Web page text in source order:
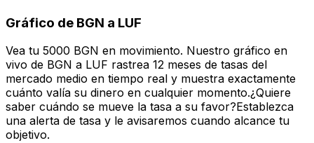
Gráfico de BGN a LUF
Vea tu 5000 BGN en movimiento. Nuestro gráfico en
vivo de BGN a LUF rastrea 12 meses de tasas del
mercado medio en tiempo real y muestra exactamente
cuánto valía su dinero en cualquier momento.¿Quiere
saber cuándo se mueve la tasa a su favor?Establezca
una alerta de tasa y le avisaremos cuando alcance tu
objetivo.